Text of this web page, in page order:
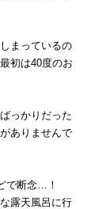
まっているの
初は40度のお
っかりだった
ありませんで
で断念…！
露天風呂に行